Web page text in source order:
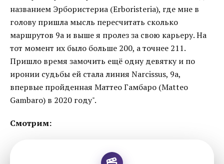
названием Эрбористериа (Erboristeria), где мне в
голову пришла мысль пересчитать сколько
маршрутов 9а и выше я пролез за свою карьеру. На
тот момент их было больше 200, а точнее 211.
Пришло время замочить ещё одну девятку и по
иронии судьбы ей стала линия Narcissus, 9а,
впервые пройденная Маттео Гамбаро (Matteo
Gambaro) в 2020 году".
Смотрим: